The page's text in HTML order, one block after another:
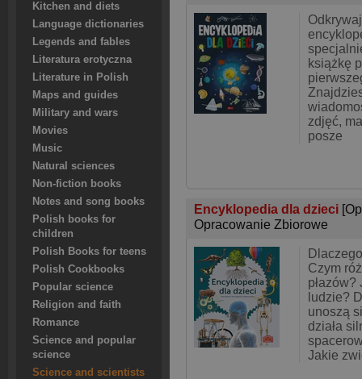
Kitchen and diets
Language dictionaries
Legends and fables
Literatura erotyczna
Literature in Polish
Maps and guides
Military and wars
Movies
Music
Natural sciences
Non-fiction books
Notes and song books
Polish books for
children
Polish Books for teens
Polish Cookbooks
Popular science
Religion and faith
Romance
Science and popular
science
Science and scientists
książkę
zdjęć,
posze
Encyklopedia dla dzieci
Opracowanie Zbiorowe
Czym
ludzie?
unoszą
działa
Jakie